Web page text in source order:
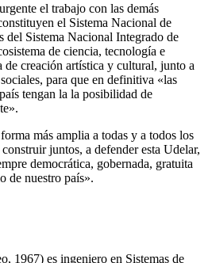
el trabajo con las demás
el Sistema Nacional de
del Sistema Nacional Integrado de
de ciencia, tecnología e
de creación artística y cultural, junto a
para que en definitiva «las
tengan la la posibilidad de
más amplia a todas y a todos los
juntos, a defender esta Udelar,
democrática, gobernada, gratuita
de nuestro país».
1967) es ingeniero en Sistemas de